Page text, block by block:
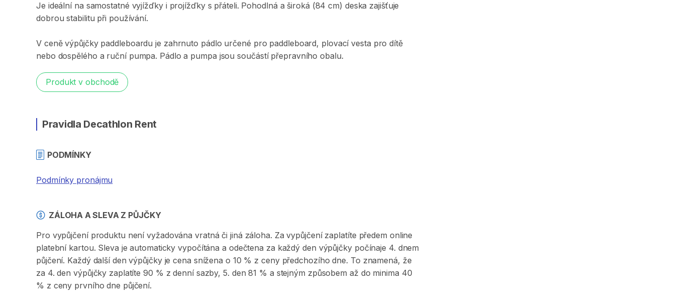
Je ideální na samostatné vyjížďky i projížďky s přáteli. Pohodlná a široká (84 cm) deska zajišťuje
dobrou stabilitu při používání.
V ceně výpůjčky paddleboardu je zahrnuto pádlo určené pro paddleboard​​​​​​​​​​​​​​​​​​​,​ plovací vesta pro dítě
nebo dospělého a ruční pumpa. Pádlo a pumpa jsou součástí přepravního obalu.
Produkt v obchodě
Pravidla Decathlon Rent
PODMÍNKY
Podmínky pronájmu
ZÁLOHA A SLEVA Z PŮJČKY
Pro vypůjčení produktu není vyžadována vratná či jiná záloha. Za vypůjčení zaplatíte předem online
platební kartou. Sleva je automaticky vypočítána a odečtena za každý den výpůjčky počínaje 4. dnem
půjčení. Každý další den výpůjčky je cena snížena o 10 % z ceny předchozího dne. To znamená, že
za 4. den výpůjčky zaplatíte 90 % z denní sazby, 5. den 81 % a stejným způsobem až do minima 40
% z ceny prvního dne půjčení.